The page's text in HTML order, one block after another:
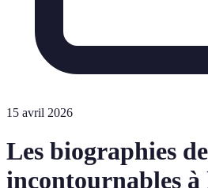
15 avril 2026
Les biographies
incontournables à